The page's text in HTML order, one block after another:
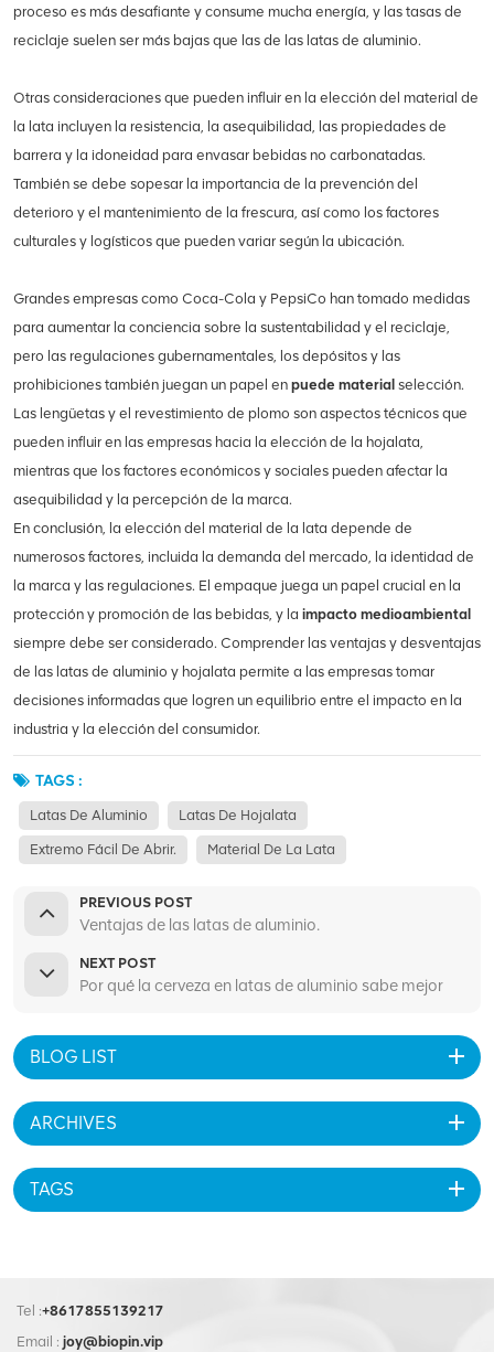
proceso es más desafiante y consume mucha energía, y las tasas de
reciclaje suelen ser más bajas que las de las latas de aluminio.
Otras consideraciones que pueden influir en la elección del material de
la lata incluyen la resistencia, la asequibilidad, las propiedades de
barrera y la idoneidad para envasar bebidas no carbonatadas.
También se debe sopesar la importancia de la prevención del
deterioro y el mantenimiento de la frescura, así como los factores
culturales y logísticos que pueden variar según la ubicación.
Grandes empresas como Coca-Cola y PepsiCo han tomado medidas
para aumentar la conciencia sobre la sustentabilidad y el reciclaje,
pero las regulaciones gubernamentales, los depósitos y las
prohibiciones también juegan un papel en puede material selección.
Las lengüetas y el revestimiento de plomo son aspectos técnicos que
pueden influir en las empresas hacia la elección de la hojalata,
mientras que los factores económicos y sociales pueden afectar la
asequibilidad y la percepción de la marca.
En conclusión, la elección del material de la lata depende de
numerosos factores, incluida la demanda del mercado, la identidad de
la marca y las regulaciones. El empaque juega un papel crucial en la
protección y promoción de las bebidas, y la impacto medioambiental
siempre debe ser considerado. Comprender las ventajas y desventajas
de las latas de aluminio y hojalata permite a las empresas tomar
decisiones informadas que logren un equilibrio entre el impacto en la
industria y la elección del consumidor.
TAGS :
Latas De Aluminio Latas De Hojalata
Extremo Fácil De Abrir. Material De La Lata
PREVIOUS POST
Ventajas de las latas de aluminio.
NEXT POST
Por qué la cerveza en latas de aluminio sabe mejor
BLOG LIST
ARCHIVES
TAGS
Tel :+8617855139217
Email : joy@biopin.vip